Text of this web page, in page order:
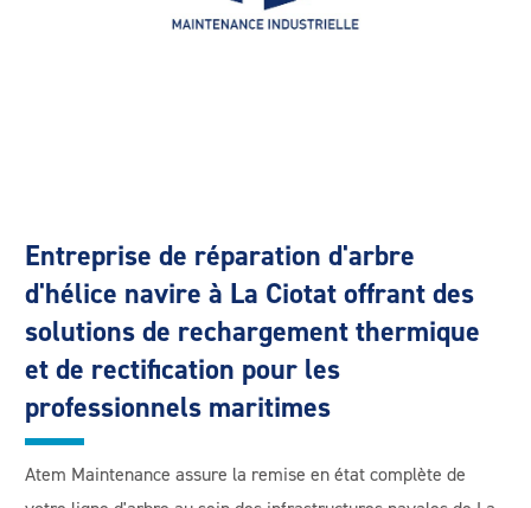
Entreprise de réparation d'arbre
d'hélice navire à La Ciotat offrant des
solutions de rechargement thermique
et de rectification pour les
professionnels maritimes
Atem Maintenance assure la remise en état complète de